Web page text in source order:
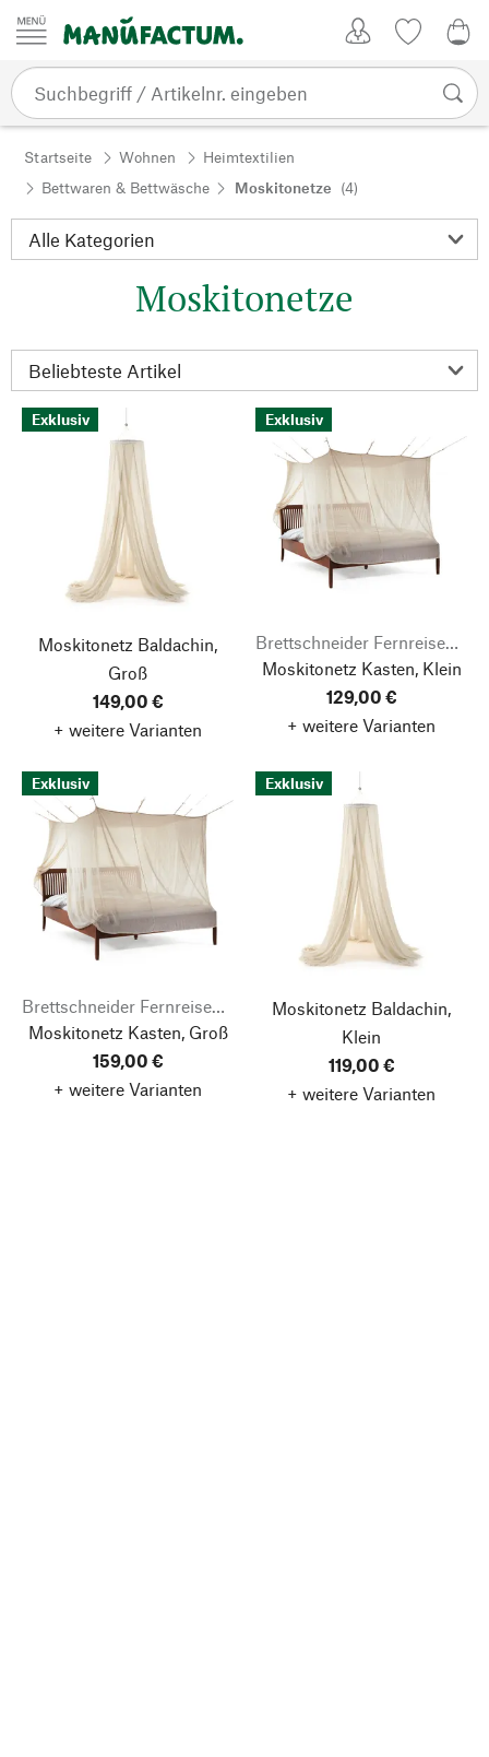
Zum Inhalt springen
Startseite Wohnen
Heimtextilien
Bettwaren & Bettwäsche
Moskitonetze (4)
Moskitonetze
Exklusiv
Moskitonetz Baldachin,
Groß
149,00 €
+ weitere Varianten
Exklusiv
Brettschneider Fernreisebedarf
Moskitonetz Kasten, Klein
129,00 €
+ weitere Varianten
Exklusiv
Brettschneider Fernreisebedarf
Moskitonetz Kasten, Groß
159,00 €
+ weitere Varianten
Exklusiv
Moskitonetz Baldachin,
Klein
119,00 €
+ weitere Varianten